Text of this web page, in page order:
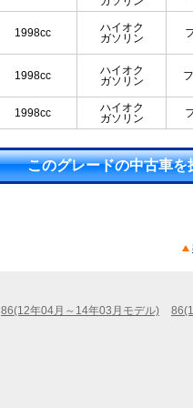
1998cc
ハイオク
ガソリン
1998cc
ハイオク
ガソリン
1998cc
ハイオク
ガソリン
このグレードの中古車を
86(12年04月～14年03月モデル)